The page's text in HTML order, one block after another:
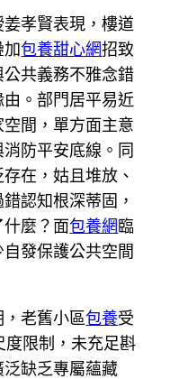
孝賢表現，樓道
加包養甜心網招致
共義務不雅念錯
。部門居平易近
間，單方面主意
防平安底線。同
在，姑且堆放、
認知根深蒂固，
什麼？面包養網臨
發保護公共空間
，老舊小區包養受
限制，未充足斟
缺乏專屬蘊藏